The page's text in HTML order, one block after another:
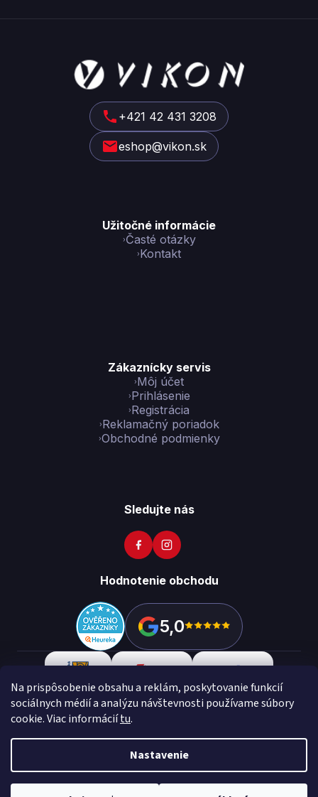
Na prispôsobenie obsahu a reklám, poskytovanie funkcií
sociálnych médií a analýzu návštevnosti používame súbory
cookie. Viac informáciítu.
Nastavenie
+421 42 431 3208
eshop@vikon.sk
Užitočné informácie
Časté otázky
Kontakt
Zákaznícky servis
Môj účet
Prihlásenie
Registrácia
Reklamačný poriadok
Obchodné podmienky
Sledujte nás
Hodnotenie obchodu
5,0
Copyright 2026Vikon. Všetky práva vyhradené.Upraviť
nastavenie cookies
💙